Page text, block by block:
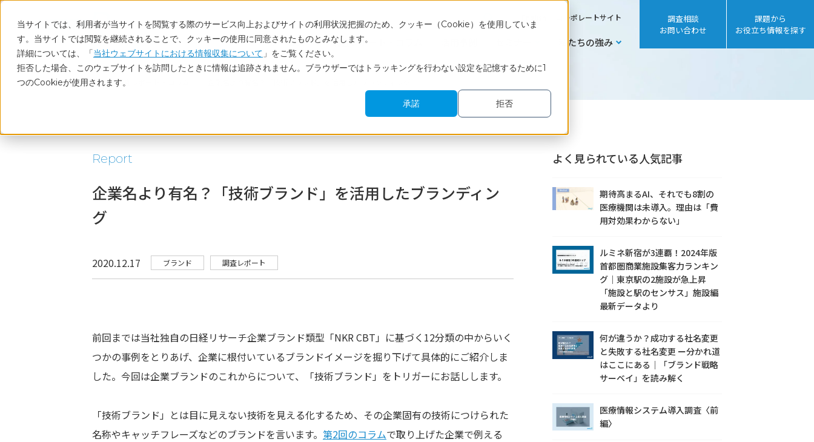
当サイトでは、利用者が当サイトを閲覧する際のサービス向上およびサイトの利用状況把握のため、クッキー（Cookie）を使用していま
す。当サイトでは閲覧を継続されることで、クッキーの使用に同意されたものとみなします。
詳細については、「当社ウェブサイトにおける情報収集について 」をご覧ください。
拒否した場合、このウェブサイトを訪問したときに情報は追跡されません。ブラウザーではトラッキングを行わない設定を記憶するために1
つのCookieが使用されます。
承諾
拒否
コーポレートサイト
サービス 調査レポート・コラム 私たちの強み
調査相談
お問い合わせ
課題から
お役立ち情報を探す
ホーム 調査レポート・コラム
Report
企業名より有名？「技術ブランド」を活用したブランディン
グ
2020.12.17 ブランド 調査レポート
前回までは当社独自の日経リサーチ企業ブランド類型「NKR CBT」に基づく12分類の中からいく
つかの事例をとりあげ、企業に根付いているブランドイメージを掘り下げて具体的にご紹介しま
した。今回は企業ブランドのこれからについて、「技術ブランド」をトリガーにお話しします。
「技術ブランド」とは目に見えない技術を見える化するため、その企業固有の技術につけられた
名称やキャッチフレーズなどのブランドを言います。 第2回のコラムで取り上げた企業で例える
よく見られている人気記事
期待高まるAI、それでも8割の
医療機関は未導入。理由は「費
用対効果わからない」
ルミネ新宿が3連覇！2024年版
首都圏商業施設集客力ランキン
グ｜東京駅の2施設が急上昇
「施設と駅のセンサス」施設編
最新データより
何が違うか？成功する社名変更
と失敗する社名変更 ー分かれ道
はここにある｜「ブランド戦略
サーベイ」を読み解く
医療情報システム導入調査〈前
編〉